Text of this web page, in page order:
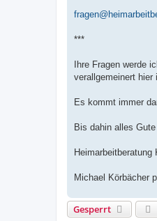
***
Ihre Fragen werde
verallgemeinert hier
Es kommt immer
Bis dahin alles
Heimarbeitberatung
Michael Körbächer
Gesperrt